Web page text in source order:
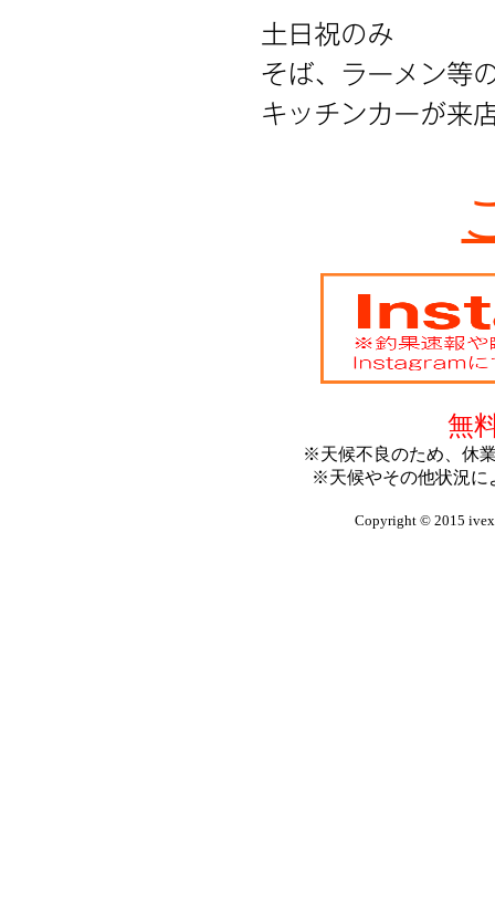
無
※天候不良のため、休
※天候やその他状況に
Copyright © 2015